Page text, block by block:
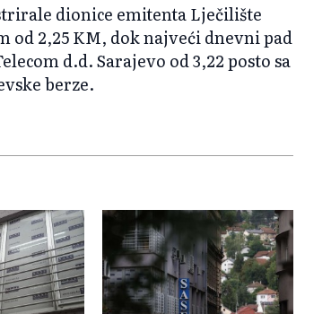
dionice emitenta Lječilište
od 2,25 KM, dok najveći dnevni pad
d.d. Sarajevo od 3,22 posto sa
berze.